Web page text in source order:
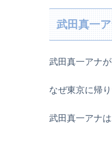
武田真一
武田真一アナ
なぜ東京に帰
武田真一アナ